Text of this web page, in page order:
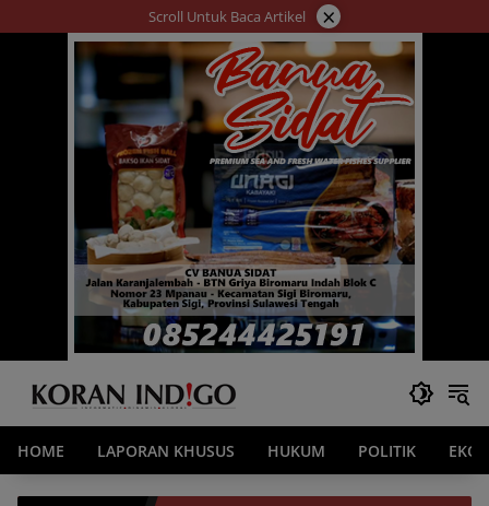
ke
Scroll Untuk Baca Artikel ×
HOME LAPORAN KHUSUS HUKUM POLITIK